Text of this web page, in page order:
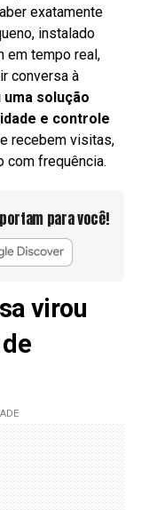
exatamente
instalado
em tempo real,
conversa à
solução
e controle
recebem visitas,
com frequência.
para você!
virou